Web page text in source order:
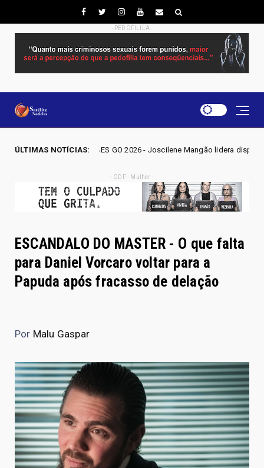
- PEDOFILILA -
ÚLTIMAS NOTÍCIAS:
ELEIÇÕES GO 2026 - Joscilene Mangão lidera disputa por vaga na Alego
- GDF - Mulher -
ESCANDALO DO MASTER - O que falta
para Daniel Vorcaro voltar para a
Papuda após fracasso de delação
Por Malu Gaspar